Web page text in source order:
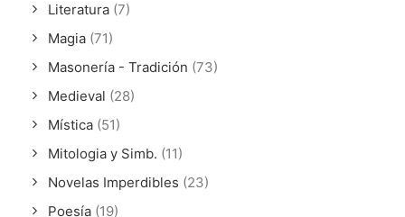
Literatura (7)
Magia (71)
Masonería - Tradición (73)
Medieval (28)
Mística (51)
Mitologia y Simb. (11)
Novelas Imperdibles (23)
Poesía (19)